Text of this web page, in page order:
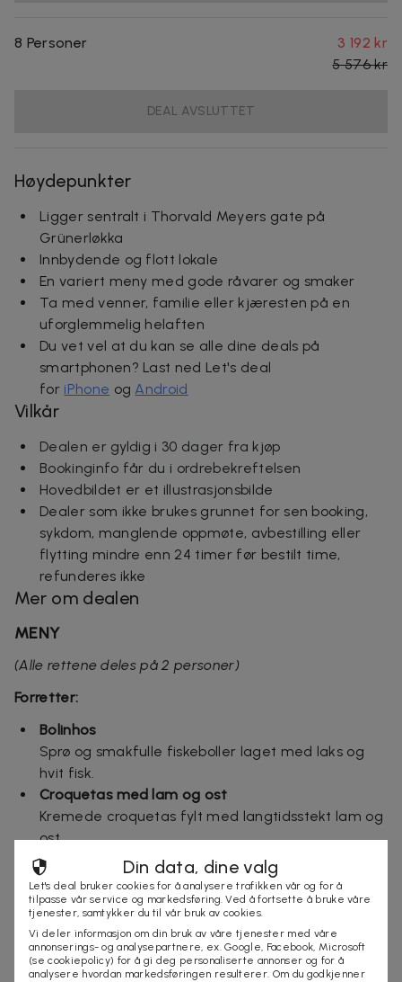
8 Personer
3 192 kr
5 576 kr
DEAL AVSLUTTET
Høydepunkter
Ligger sentralt i Thorvald Meyers gate på
Grünerløkka
Innbydende og flott lokale
En variert meny med gode råvarer og smaker
Ta med venner, familie eller kjæresten på en
uforglemmelig helaften
Du vet vel at du kan se alle dine deals på
smartphonen? Last ned Let's deal
for iPhone og Android
Vilkår
Dealen er gyldig i 30 dager fra kjøp
Bookinginfo får du i ordrebekreftelsen
Hovedbildet er et illustrasjonsbilde
Dealer som ikke brukes grunnet for sen booking,
sykdom, manglende oppmøte, avbestilling eller
flytting mindre enn 24 timer før bestilt time,
refunderes ikke
Mer om dealen
MENY
(Alle rettene deles på 2 personer)
Forretter:
Bolinhos
Sprø og smakfulle fiskeboller laget med laks og
hvit fisk.
Croquetas med lam og ost
Kremede croquetas fylt med langtidsstekt lam og
ost.
Scampi Flambé
Urtemarinerte scampi sautert med hvitløk og chili.
Focaccia med aioli
Nybakt focaccia servert med hjemmelaget aioli.
Hovedretter:
Din data, dine valg
Let's deal bruker cookies for å analysere trafikken vår og for å
tilpasse vår service og markedsføring. Ved å fortsette å bruke våre
tjenester, samtykker du til vår bruk av cookies.
Vi deler informasjon om din bruk av våre tjenester med våre
annonserings- og analysepartnere, ex. Google, Facebook, Microsoft
(se cookiepolicy) for å gi deg personaliserte annonser og for å
analysere hvordan markedsføringen resulterer. Om du godkjenner